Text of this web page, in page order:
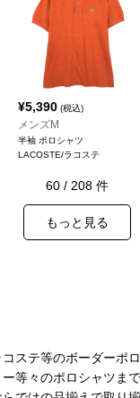
¥5,390(税込)
メンズM
半袖 ポロシャツ
LACOSTE/ラコステ
60 / 208 件
もっと見る
ステ等のボーダーポ
ー等々のポロシャツま